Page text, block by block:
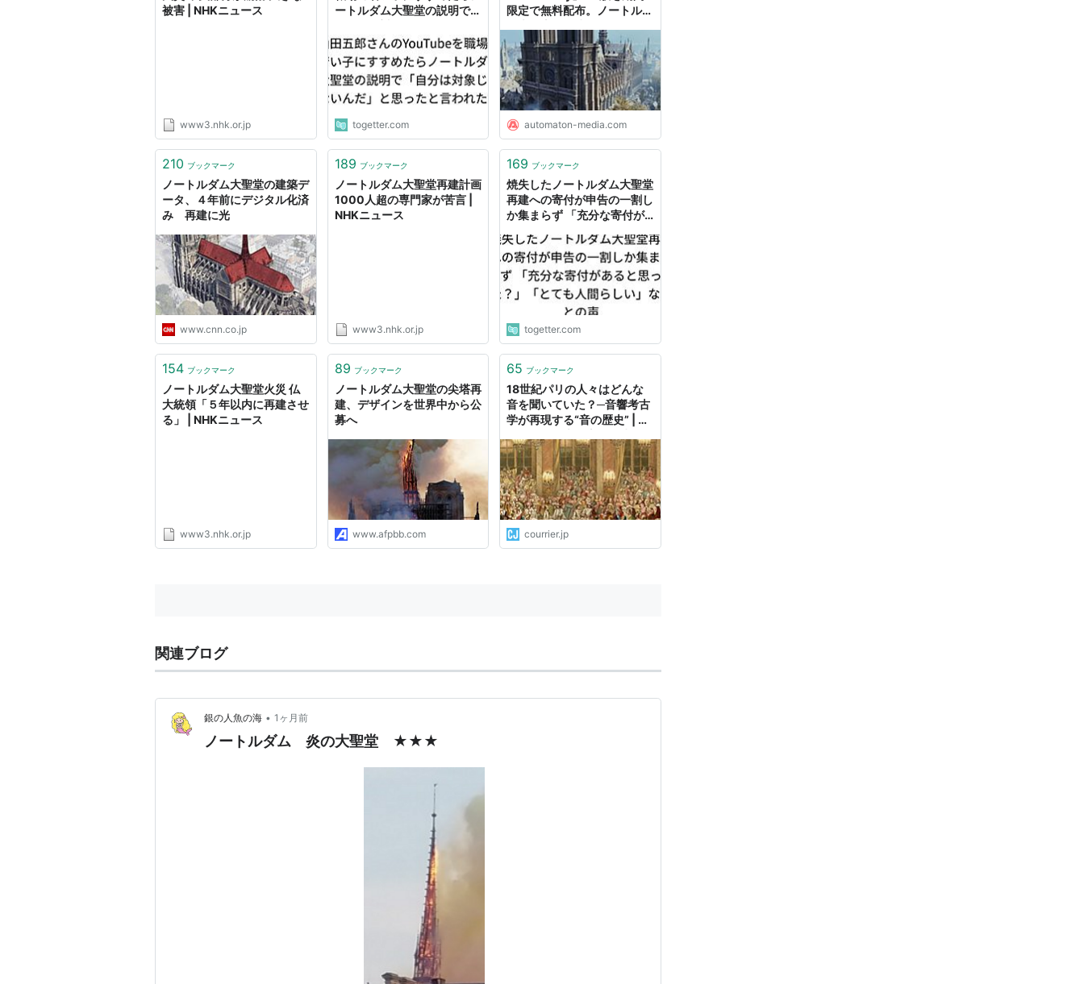
被害 | NHKニュース
www3.nhk.or.jp
ートルダム大聖堂の説明で
と思ったと言われた話
togetter.com
限定で無料配布。ノートルダ
6320万円寄付発表とともに
- AUTOMATON
automaton-media.com
210 ブックマーク
ノートルダム大聖堂の建築デ
ータ、４年前にデジタル化済
み 再建に光
www.cnn.co.jp
189 ブックマーク
ノートルダム大聖堂再建計画
1000人超の専門家が苦言 |
NHKニュース
www3.nhk.or.jp
169 ブックマーク
焼失したノートルダム大聖堂
再建への寄付が申告の一割し
か集まらず 「充分な寄付が
間らしい」などとの声
togetter.com
154 ブックマーク
ノートルダム大聖堂火災 仏
大統領「５年以内に再建させ
る」 | NHKニュース
www3.nhk.or.jp
89 ブックマーク
ノートルダム大聖堂の尖塔再
建、デザインを世界中から公
募へ
www.afpbb.com
65 ブックマーク
18世紀パリの人々はどんな
音を聞いていた？─音響考古
学が再現する“音の歴史” | ノ
活用
courrier.jp
関連ブログ
銀の人魚の海 • 1ヶ月前
ノートルダム 炎の大聖堂 ★★★